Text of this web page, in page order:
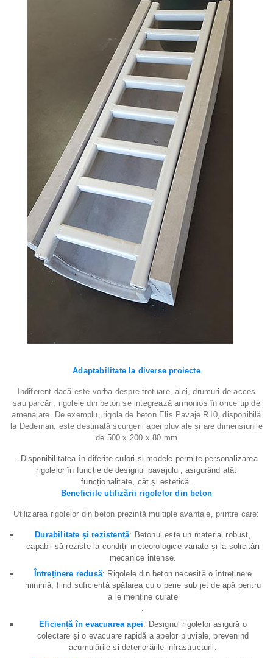
Adaptabilitate la diverse proiecte
Indiferent dacă este vorba despre trotuare, alei, drumuri de acces
sau parcări, rigolele din beton se integrează armonios în orice tip de
amenajare. De exemplu, rigola de beton Elis Pavaje R10, disponibilă
la Dedeman, este destinată scurgerii apei pluviale și are dimensiunile
de 500 x 200 x 80 mm
. Disponibilitatea în diferite culori și modele permite personalizarea
rigolelor în funcție de designul pavajului, asigurând atât
funcționalitate, cât și estetică.
Beneficiile utilizării rigolelor din beton
Utilizarea rigolelor din beton prezintă multiple avantaje, printre care:
Durabilitate și rezistență: Betonul este un material robust,
capabil să reziste la condiții meteorologice variate și la solicitări
mecanice intense.
Întreținere redusă: Rigolele din beton necesită o întreținere
minimă, fiind suficientă spălarea cu o perie sub jet de apă pentru
a le menține curate
.
Eficiență în evacuarea apei: Designul rigolelor asigură o
colectare și o evacuare rapidă a apelor pluviale, prevenind
acumulările și deteriorările infrastructurii.